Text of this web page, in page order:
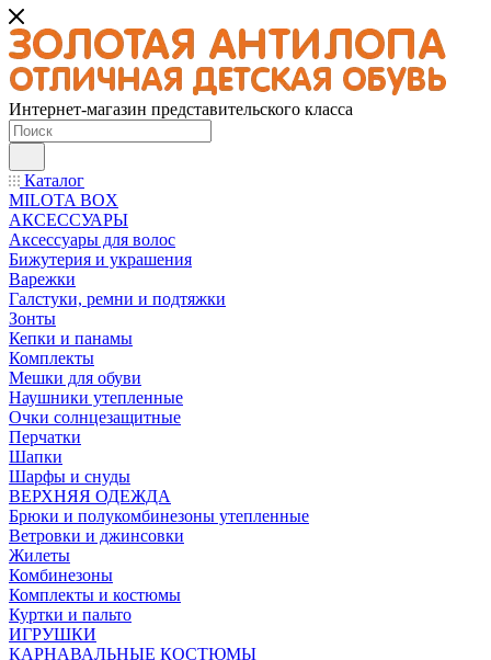
Интернет-магазин представительского класса
Каталог
MILOTA BOX
АКСЕССУАРЫ
Аксессуары для волос
Бижутерия и украшения
Варежки
Галстуки, ремни и подтяжки
Зонты
Кепки и панамы
Комплекты
Мешки для обуви
Наушники утепленные
Очки солнцезащитные
Перчатки
Шапки
Шарфы и снуды
ВЕРХНЯЯ ОДЕЖДА
Брюки и полукомбинезоны утепленные
Ветровки и джинсовки
Жилеты
Комбинезоны
Комплекты и костюмы
Куртки и пальто
ИГРУШКИ
КАРНАВАЛЬНЫЕ КОСТЮМЫ